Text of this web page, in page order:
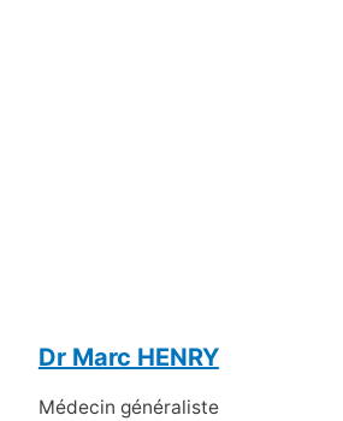
Dr Marc HENRY
Médecin généraliste